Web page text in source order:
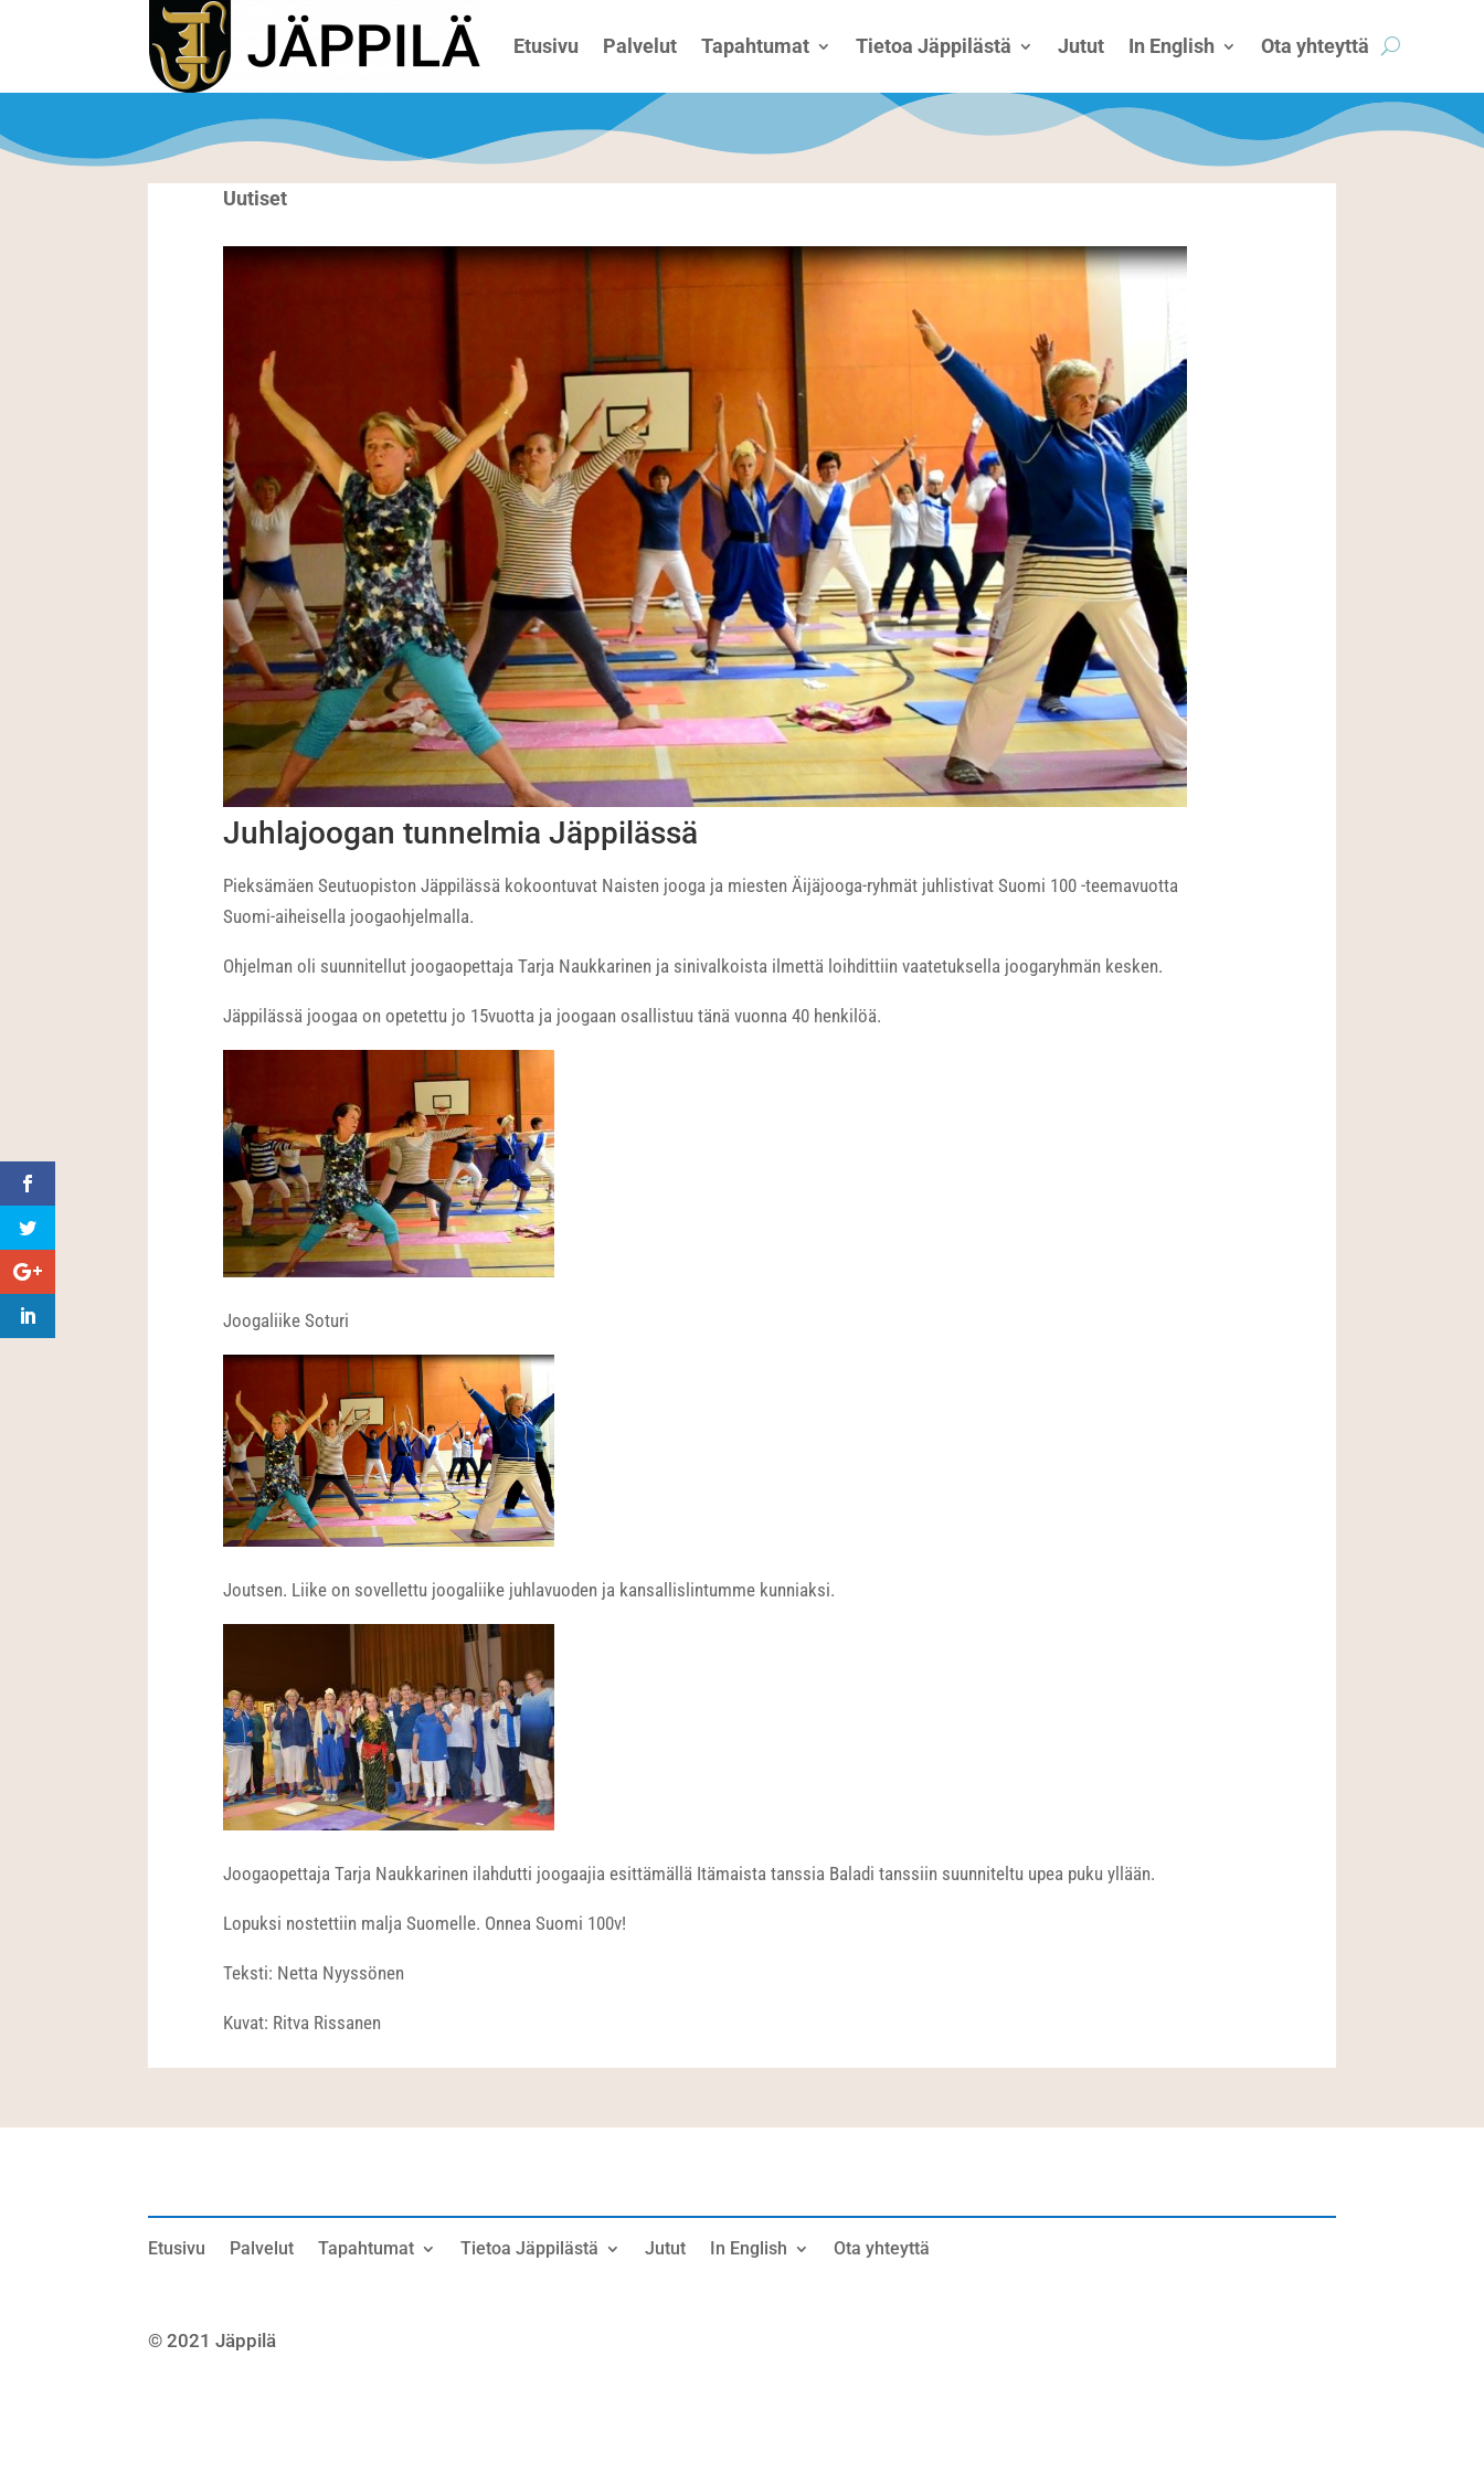
Etusivu Palvelut Tapahtumat Tietoa Jäppilästä Jutut In English Ota yhteyttä
Uutiset
Juhlajoogan tunnelmia Jäppilässä
Pieksämäen Seutuopiston Jäppilässä kokoontuvat Naisten jooga ja miesten Äijäjooga-ryhmät juhlistivat Suomi 100 -teemavuotta
Suomi-aiheisella joogaohjelmalla.
Ohjelman oli suunnitellut joogaopettaja Tarja Naukkarinen ja sinivalkoista ilmettä loihdittiin vaatetuksella joogaryhmän kesken.
Jäppilässä joogaa on opetettu jo 15vuotta ja joogaan osallistuu tänä vuonna 40 henkilöä.
Joogaliike Soturi
Joutsen. Liike on sovellettu joogaliike juhlavuoden ja kansallislintumme kunniaksi.
Joogaopettaja Tarja Naukkarinen ilahdutti joogaajia esittämällä Itämaista tanssia Baladi tanssiin suunniteltu upea puku yllään.
Lopuksi nostettiin malja Suomelle. Onnea Suomi 100v!
Teksti: Netta Nyyssönen
Kuvat: Ritva Rissanen
Etusivu Palvelut Tapahtumat Tietoa Jäppilästä Jutut In English Ota yhteyttä
© 2021 Jäppilä